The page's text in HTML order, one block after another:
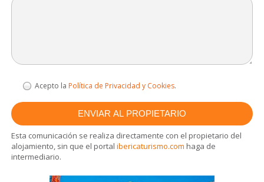
Acepto la Política de Privacidad y Cookies.
Esta comunicación se realiza directamente con el propietario del
alojamiento, sin que el portalibericaturismo.com haga de
intermediario.